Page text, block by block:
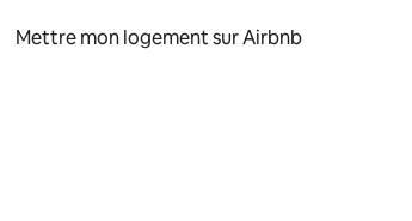
Mettre mon logement sur Airbnb